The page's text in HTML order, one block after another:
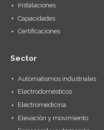
Instalaciones
Capacidades
Certificaciones
Sector
Automatismos industriales
Electrodomésticos
Electromedicina
Elevación y movimiento